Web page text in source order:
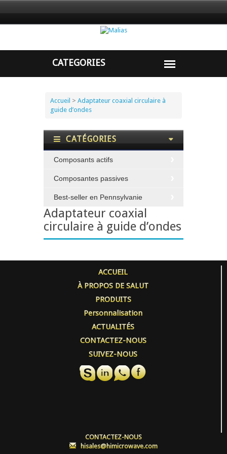
Accueil > Adaptateur coaxial circulaire à
guide d’ondes
CATÉGORIES
Composants actifs
Composantes passives
Best-seller en Pennsylvanie
Adaptateur coaxial
circulaire à guide d’ondes
ACCUEIL
À PROPOS DE SALUT
PRODUITS
Personnalisation
ACTUALITÉS
CONTACTEZ-NOUS
SUIVEZ-NOUS
CONTACTEZ-NOUS
hisales@himicrowave.com